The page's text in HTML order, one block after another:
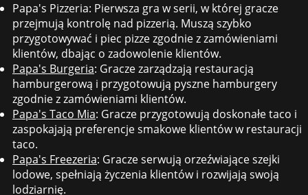
Papa's Pizzeria: Pierwsza gra w serii, w której gracze
przejmują kontrolę nad pizzerią. Muszą szybko
przygotowywać i piec pizze zgodnie z zamówieniami
klientów, dbając o zadowolenie klientów.
Papa's Burgeria: Gracze zarządzają restauracją
hamburgerową i przygotowują pyszne hamburgery
zgodnie z zamówieniami klientów.
Papa's Taco Mia: Gracze przygotowują doskonałe taco i
zaspokajają preferencje smakowe klientów w restauracji
taco.
Papa's Freezeria: Gracze serwują orzeźwiające szejki
lodowe, spełniają życzenia klientów i rozwijają swoją
lodziarnię.